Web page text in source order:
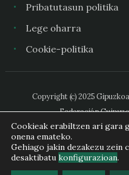
Pribatutasun politika
Lege oharra
Cookie-politika
Copyright (c) 2025
Federación
Cookieak erabiltzen ari gara
onena emateko.
Gehiago jakin dezakezu zein
desaktibatu konfigurazioan.